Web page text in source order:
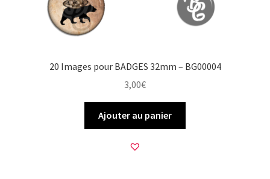
20 Images pour BADGES 32mm – BG00004
3,00€
Ajouter au panier